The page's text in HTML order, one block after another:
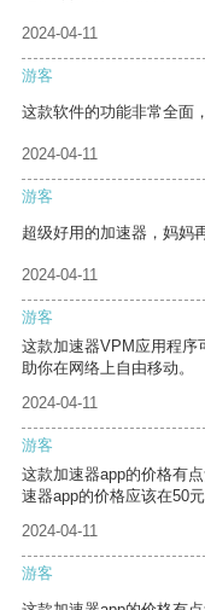
2024-04-11
游客
这款软件的功能非常全面
2024-04-11
游客
超级好用的加速器，妈妈
2024-04-11
游客
这款加速器VPM应用程序
助你在网络上自由移动。
2024-04-11
游客
这款加速器app的价格有
速器app的价格应该在50
2024-04-11
游客